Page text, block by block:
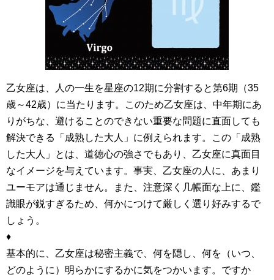
乙女座は、人の一生を星座の12期に分割すると第6期（35
歳～42歳）に当たります。このため乙女座は、中年期にあ
りがちな、避けることのできない重要な問題に直面しても
解決できる「成熟した大人」に例えられます。この「成熟
した大人」とは、道徳心の強さでもあり、乙女座に真面目
なイメージを与えています。事実、乙女座の人に、あまり
ユーモアは通じません。また、注意深く几帳面な上に、鑑
識眼が鋭すぎるため、何かにつけて厳しく選り好みするで
しょう。
♦
基本的に、乙女座は秘密主義で、何を隠し、何を（いつ、
どのように）明らかにするかに気をつかいます。ですか